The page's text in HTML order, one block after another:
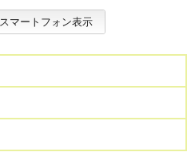
スマートフォン表示